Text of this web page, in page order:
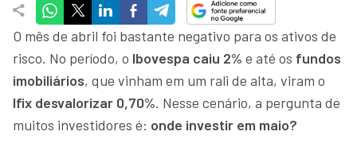
O mês de abril foi bastante negativo para os ativos de
risco. No período, o Ibovespa caiu 2% e até os fundos
imobiliários, que vinham em um rali de alta, viram o
Ifix desvalorizar 0,70%. Nesse cenário, a pergunta de
muitos investidores é: onde investir em maio?